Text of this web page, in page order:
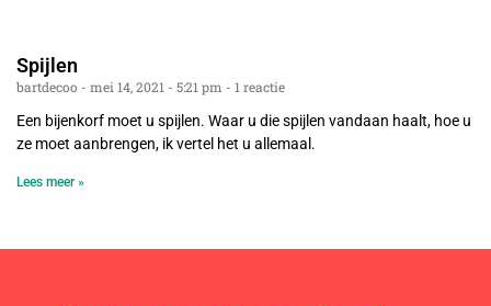
Spijlen
bartdecoo mei 14, 2021 5:21 pm
1 reactie
Een bijenkorf moet u spijlen. Waar u die spijlen vandaan haalt, hoe u
ze moet aanbrengen, ik vertel het u allemaal.
Lees meer »